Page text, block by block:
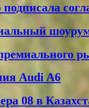
Audi A6
08 в